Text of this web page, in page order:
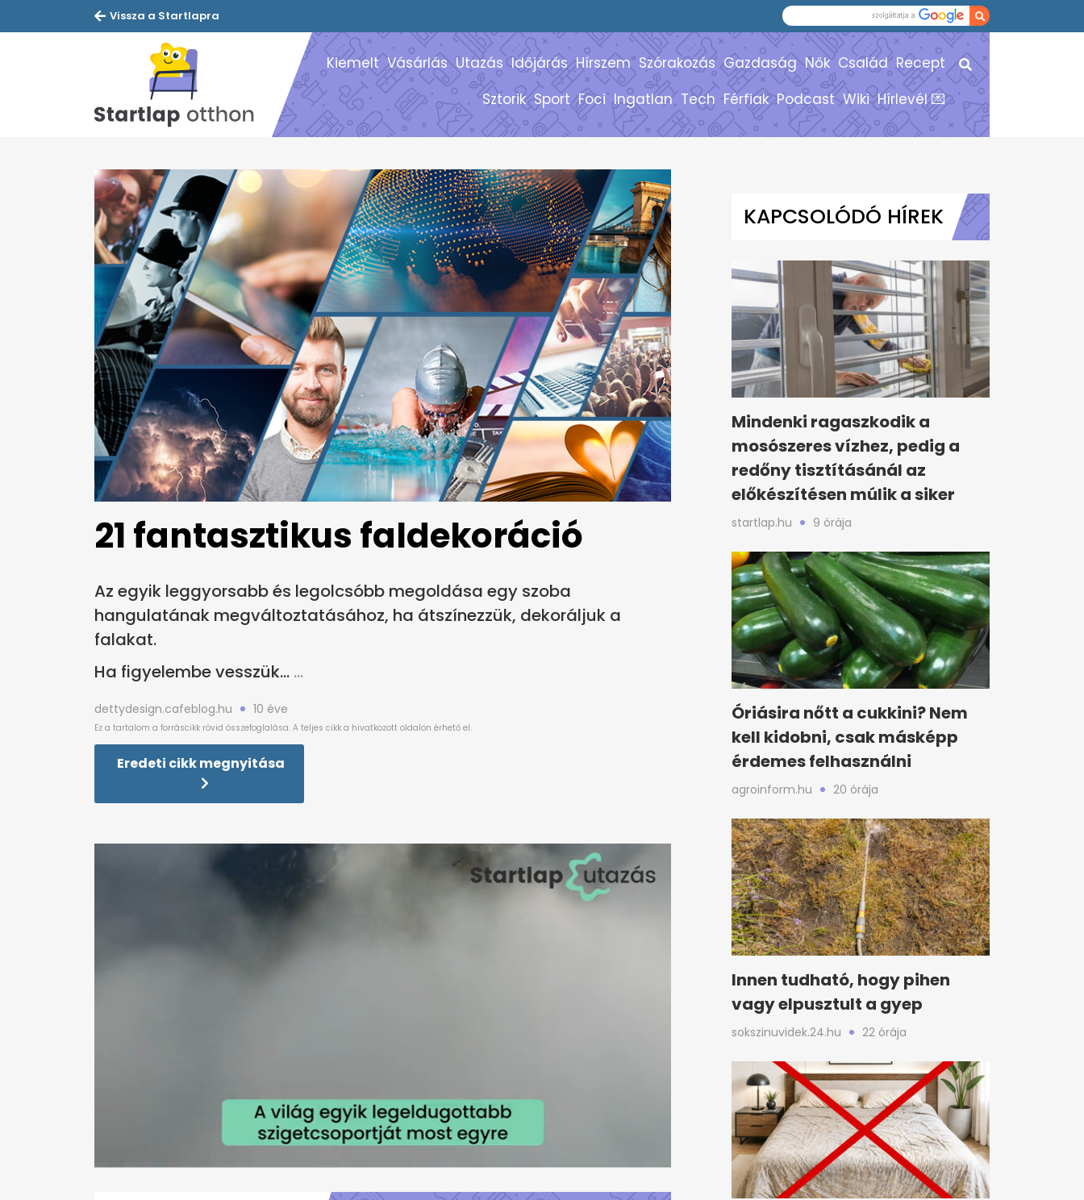
Vissza a Startlapra
Kiemelt Vásárlás Utazás Időjárás Hírszem Szórakozás Gazdaság Nők Család Recept
Sztorik Sport Foci Ingatlan Tech Férfiak Podcast Wiki Hírlevél 💌
21 fantasztikus faldekoráció
Az egyik leggyorsabb és legolcsóbb megoldása egy szoba
hangulatának megváltoztatásához, ha átszínezzük, dekoráljuk a
falakat.
Ha figyelembe vesszük...
dettydesign.cafeblog.hu 10 éve
Eredeti cikk megnyitása
KAPCSOLÓDÓ HÍREK
Mindenki ragaszkodik a
mosószeres vízhez, pedig a
redőny tisztításánál az
előkészítésen múlik a siker
startlap.hu 9 órája
Óriásira nőtt a cukkini? Nem
kell kidobni, csak másképp
érdemes felhasználni
agroinform.hu 20 órája
Innen tudható, hogy pihen
vagy elpusztult a gyep
sokszinuvidek.24.hu 22 órája